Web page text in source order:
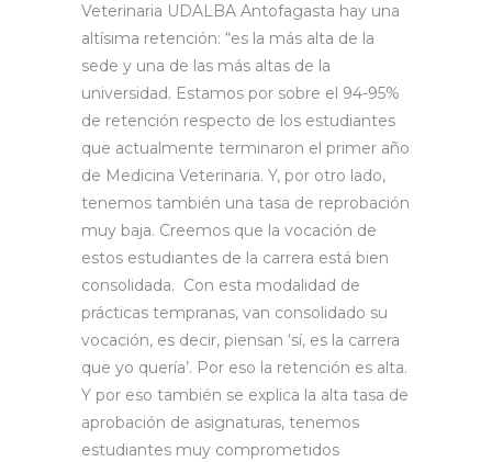
Veterinaria UDALBA Antofagasta hay una
altísima retención: “es la más alta de la
sede y una de las más altas de la
universidad. Estamos por sobre el 94-95%
de retención respecto de los estudiantes
que actualmente terminaron el primer año
de Medicina Veterinaria. Y, por otro lado,
tenemos también una tasa de reprobación
muy baja. Creemos que la vocación de
estos estudiantes de la carrera está bien
consolidada. Con esta modalidad de
prácticas tempranas, van consolidado su
vocación, es decir, piensan ‘sí, es la carrera
que yo quería’. Por eso la retención es alta.
Y por eso también se explica la alta tasa de
aprobación de asignaturas, tenemos
estudiantes muy comprometidos